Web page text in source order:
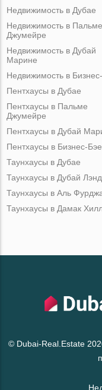
Недвижимость в Дубае
Недвижимость в Пальме
Джумейре
Недвижимость в Дубай
Марине
Недвижимость в
Пентхаусы в Дубае
Пентхаусы в Пальме
Джумейре
Пентхаусы в Дубай
Пентхаусы в Бизнес-Бэе
Таунхаусы в Дубае
Таунхаусы в Дубай Лэнд
Таунхаусы в Аль
Таунхаусы в Дамак
© Dubai-Real.Estate